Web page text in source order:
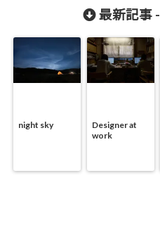
最新記事 -
night sky
Designer at
work